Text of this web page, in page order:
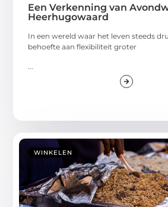
Een Verkenning van
Heerhugowaard
In een wereld waar het leven steeds
behoefte aan flexibiliteit groter
WINKELEN